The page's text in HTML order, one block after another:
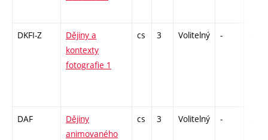
DKFI-Z
Dějiny a
kontexty
fotografie 1
cs 3 Volitelný -
DAF
Dějiny
animovaného
cs 3 Volitelný -